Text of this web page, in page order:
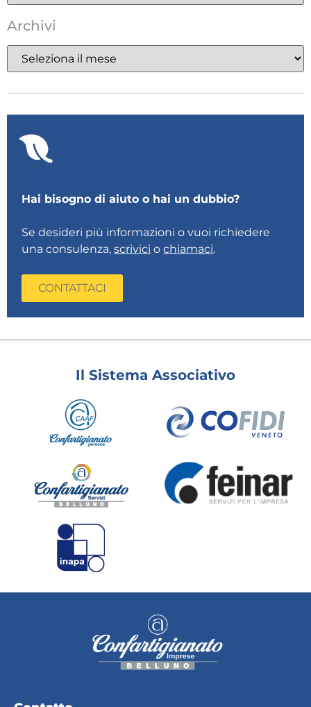
Archivi
Hai bisogno di aiuto o hai un dubbio?
Se desideri più informazioni o vuoi richiedere
una consulenza,scrivici ochiamaci.
CONTATTACI
Il Sistema Associativo